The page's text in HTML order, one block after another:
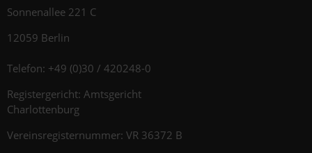
Sonnenallee 221 C
12059 Berlin
Telefon: +49 (0)30 / 420248-0
Registergericht: Amtsgericht
Charlottenburg
Vereinsregisternummer: VR 36372 B